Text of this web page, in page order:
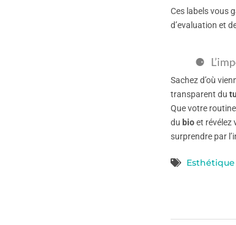
Ces labels vous
d’evaluation et
Sachez d’où
transparent du
Que votre
du bioet révélez
surprendre par
Esthétique